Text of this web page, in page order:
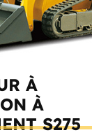
À
À
S275